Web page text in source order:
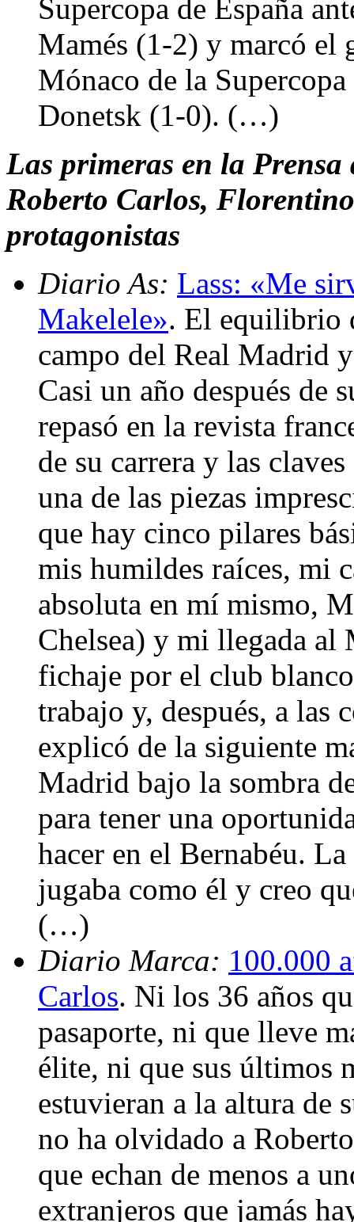
Supercopa de España
Mamés (1-2) y marcó el
Mónaco de la
Donetsk (1-0). (…)
Las primeras en la
Roberto Carlos,
protagonistas
Diario As: Lass: «Me
Makelele». El equilibrio
campo del Real Madrid
Casi un año después de
repasó en la revista
de su carrera y las
una de las piezas
que hay cinco pilares
mis humildes raíces, mi
absoluta en mí mismo,
Chelsea) y mi llegada al
fichaje por el club
trabajo y, después, a las
explicó de la siguiente
Madrid bajo la sombra
para tener una
hacer en el Bernabéu.
jugaba como él y creo
(…)
Diario Marca: 100.000
Carlos. Ni los 36 años
pasaporte, ni que lleve
élite, ni que sus últimos
estuvieran a la altura de
no ha olvidado a
que echan de menos a
extranjeros que jamás